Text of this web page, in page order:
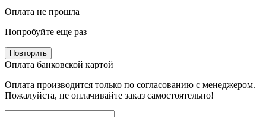
Оплата не прошла
Попробуйте еще раз
Повторить
Оплата банковской картой
Оплата производится только по согласованию с менеджером.
Пожалуйста, не оплачивайте заказ самостоятельно!